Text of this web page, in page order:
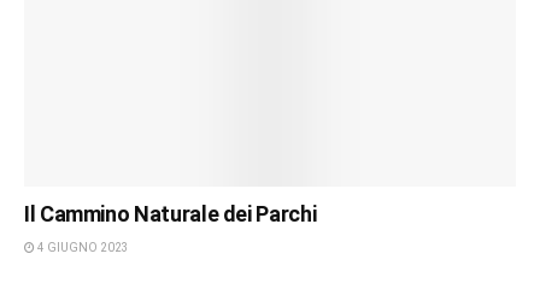
Il Cammino Naturale dei Parchi
4 GIUGNO 2023